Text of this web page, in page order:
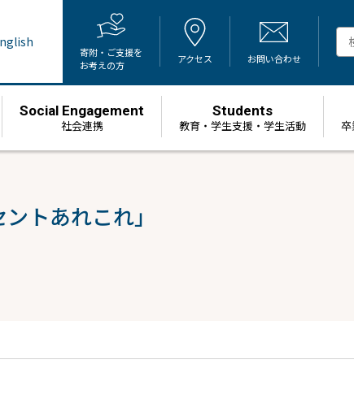
寄附・ご支援を
お考えの方
アクセス お問い合わせ
Social Engagement
社会連携
Students
教育・学生支援・学生活動 卒
トあれこれ」